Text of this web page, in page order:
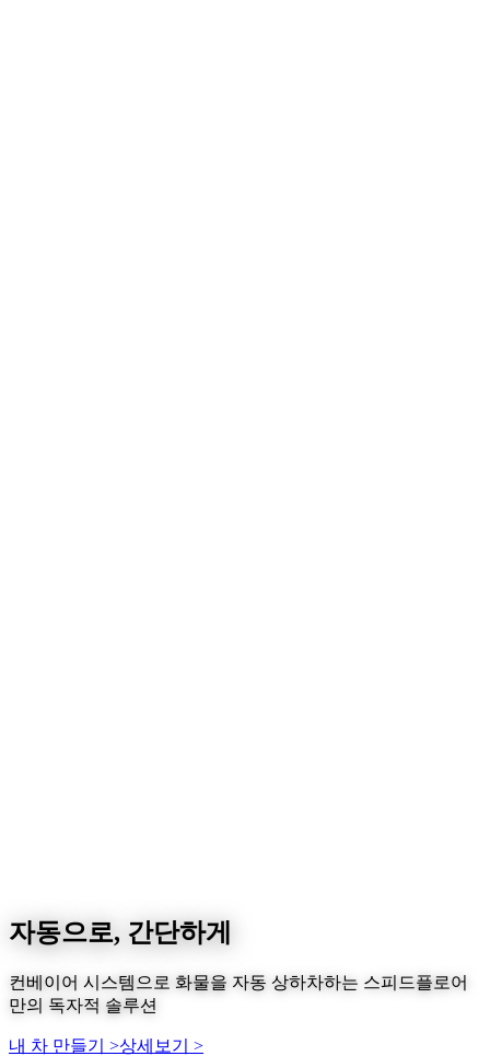
자동으로, 간단하게
컨베이어 시스템으로 화물을 자동 상하차하는 스피드플로어
만의 독자적 솔루션
내 차 만들기 >상세보기 >